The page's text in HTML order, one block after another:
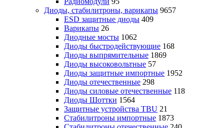
Диоды, стабилитроны, варикапы 9657
ESD защитные диоды 409
Варикапы 26
Диодные мосты 1062
Диоды быстродействующие 168
Диоды выпрямительные 1869
Диоды высоковольтные 57
Диоды защитные импортные 1952
Диоды отечественные 298
Диоды силовые отечественные 118
Диоды Шоттки 1564
Защитные устройства TBU 21
Стабилитроны импортные 1873